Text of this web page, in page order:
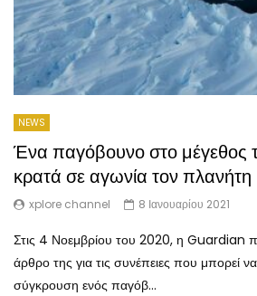
NEWS
Ένα παγόβουνο στο μέγεθος
κρατά σε αγωνία τον πλανήτη
xplore channel 8 Ιανουαρίου 2021
Στις 4 Νοεμβρίου του 2020, η Guardian
άρθρο της για τις συνέπειες που μπορεί
σύγκρουση ενός παγόβ...